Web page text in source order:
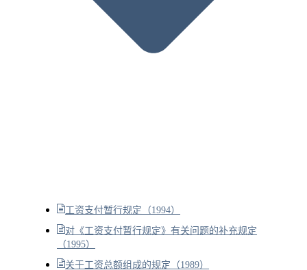
工资支付暂行规定（1994）
对《工资支付暂行规定》有关问题的补充规定
（1995）
关于工资总额组成的规定（1989）